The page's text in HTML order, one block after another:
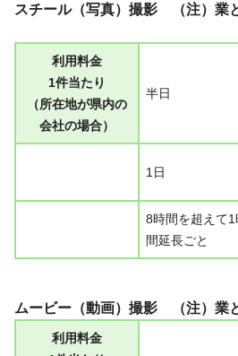
スチール（写真）撮影 （注）業
利用料金
1件当たり
（所在地が県内の
会社の場合）
半日
1日
8時間を超えて1
間延長ごと
ムービー（動画）撮影 （注）業
利用料金